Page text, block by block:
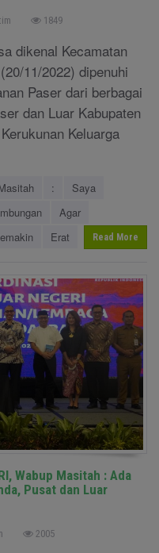
1849
dikenal Kecamatan
11/2022) dipenuhi
Paser dari berbagai
dan Luar Kabupaten
Keluarga
:
Saya
Agar
Erat Read More
Wabup Masitah : Ada
Pusat dan Luar
2005